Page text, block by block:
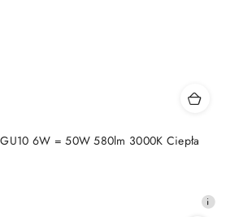
6W = 50W 580lm 3000K Ciepła